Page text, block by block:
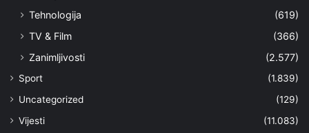
Tehnologija
(619)
TV & Film
(366)
Zanimljivosti
(2.577)
Sport
(1.839)
Uncategorized
(129)
Vijesti
(11.083)